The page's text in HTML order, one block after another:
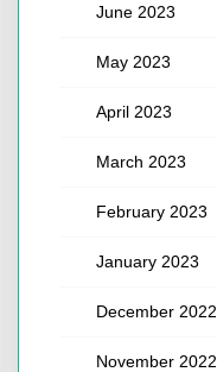
June 2023
May 2023
April 2023
March 2023
February 2023
January 2023
December 2022
November 2022